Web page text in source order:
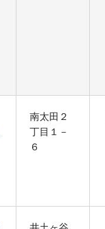
南太田２
丁目１－
６